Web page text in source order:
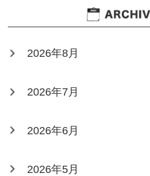
2026年8月
2026年7月
2026年6月
2026年5月